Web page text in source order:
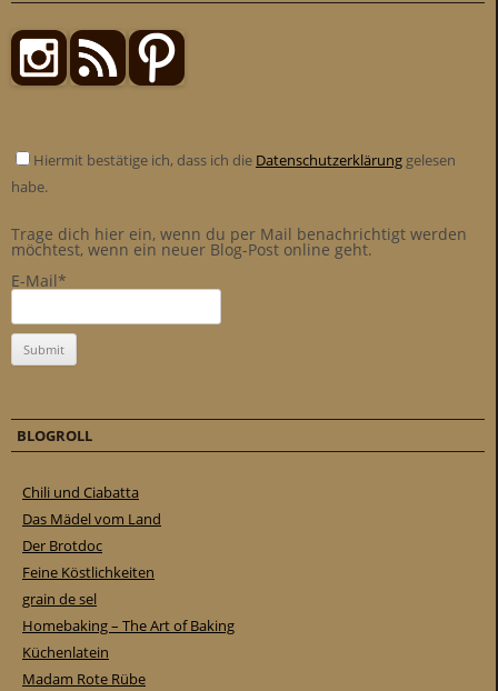
Hiermit bestätige ich, dass ich die Datenschutzerklärung gelesen
habe.
Trage dich hier ein, wenn du per Mail benachrichtigt werden
möchtest, wenn ein neuer Blog-Post online geht.
E-Mail*
BLOGROLL
Chili und Ciabatta
Das Mädel vom Land
Der Brotdoc
Feine Köstlichkeiten
grain de sel
Homebaking – The Art of Baking
Küchenlatein
Madam Rote Rübe